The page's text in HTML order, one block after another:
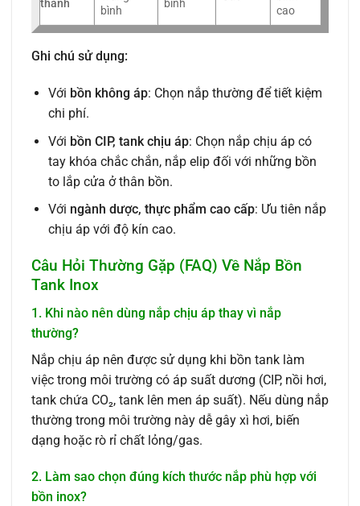
thành
bình
bình
cao
Ghi chú sử dụng:
Với bồn không áp: Chọn nắp thường để tiết kiệm
chi phí.
Với bồn CIP, tank chịu áp: Chọn nắp chịu áp có
tay khóa chắc chắn, nắp elip đối với những bồn
to lắp cửa ở thân bồn.
Với ngành dược, thực phẩm cao cấp: Ưu tiên nắp
chịu áp với độ kín cao.
Câu Hỏi Thường Gặp (FAQ) Về Nắp Bồn
Tank Inox
1. Khi nào nên dùng nắp chịu áp thay vì nắp
thường?
Nắp chịu áp nên được sử dụng khi bồn tank làm
việc trong môi trường có áp suất dương (CIP, nồi hơi,
tank chứa CO₂, tank lên men áp suất). Nếu dùng nắp
thường trong môi trường này dễ gây xì hơi, biến
dạng hoặc rò rỉ chất lỏng/gas.
2. Làm sao chọn đúng kích thước nắp phù hợp với
bồn inox?